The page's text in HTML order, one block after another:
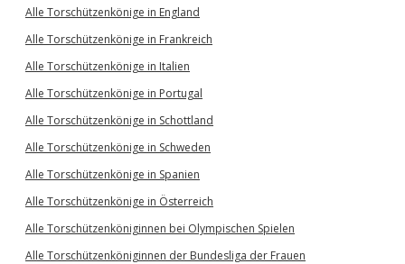
Alle Torschützenkönige in England
Alle Torschützenkönige in Frankreich
Alle Torschützenkönige in Italien
Alle Torschützenkönige in Portugal
Alle Torschützenkönige in Schottland
Alle Torschützenkönige in Schweden
Alle Torschützenkönige in Spanien
Alle Torschützenkönige in Österreich
Alle Torschützenköniginnen bei Olympischen Spielen
Alle Torschützenköniginnen der Bundesliga der Frauen